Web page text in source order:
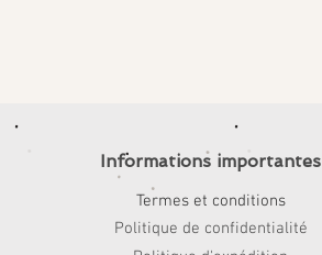
Informations importantes
Termes et conditions
Politique de confidentialité